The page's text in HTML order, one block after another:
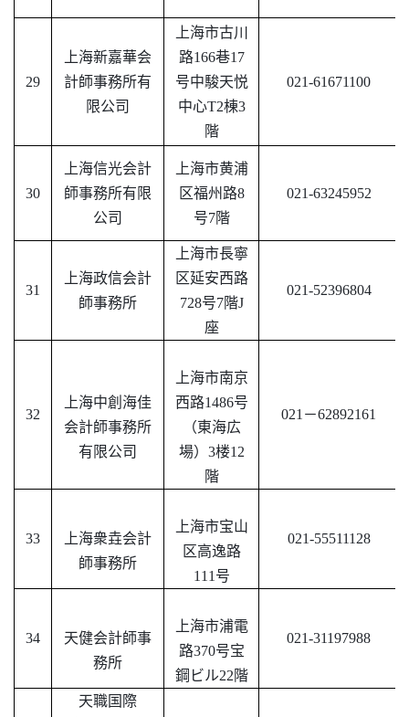
29
上海新嘉華会
計師事務所有
限公司
上海市古川
路166巷17
号中駿天悦
中心T2棟3
階
021-61671100
30
上海信光会計
師事務所有限
公司
上海市黄浦
区福州路8
号7階
021-63245952
31
上海政信会計
師事務所
上海市長寧
区延安西路
728号7階J
座
021-52396804
32
上海中創海佳
会計師事務所
有限公司
上海市南京
西路1486号
（東海広
場）3楼12
階
021－62892161
33
上海衆垚会計
師事務所
上海市宝山
区高逸路
111号
021-55511128
34
天健会計師事
務所
上海市浦電
路370号宝
鋼ビル22階
021-31197988
天職国際